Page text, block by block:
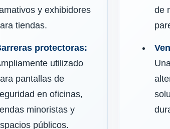
y exhibidores
tiendas.
protectoras:
utilizado
pantallas de
en oficinas,
minoristas y
públicos.
de